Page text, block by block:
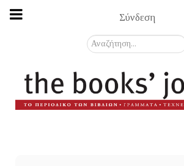
Σύνδεση
Αναζήτηση...